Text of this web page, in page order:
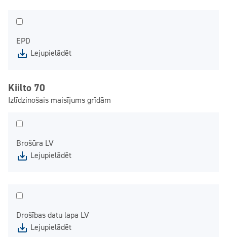
EPD
Lejupielādēt
Kiilto 70
Izlīdzinošais maisījums grīdām
Brošūra LV
Lejupielādēt
Drošības datu lapa LV
Lejupielādēt